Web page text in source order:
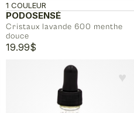
PODOSENSÉ
Cristaux lavande 600 menthe
douce
1 COULEUR
19.99$
♥︎